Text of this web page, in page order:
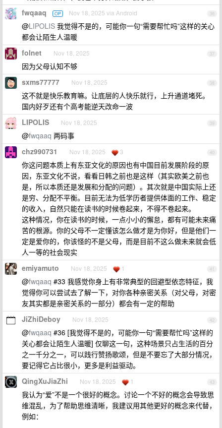
36
fwqaaq OP Nov 18, 2025 via Android
@LIPOLIS 我觉得不是的，可能你一句“需要帮忙吗”这样的关心
都会让陌生人温暖
37
folnet Nov 18, 2025
因为父母认知不够
38
sxms77777 Nov 18, 2025
这不就是快乐教育嘛。让底层的人快乐就行，上升通道堵死。
国内好歹还有个高考能逆天改命一波
39
LIPOLIS Nov 18, 2025
@fwqaaq 两码事
40
chz990731 Nov 18, 2025 3
你这问题本质上有东亚文化的原因也有中国目前发展阶段的原
因，东亚文化不说，看看日韩之前也是这样（其实欧美之前也
是，所以本质还是发展和分配的问题）。其次就是中国实际上还
是穷、分配不平衡。目前无法为低学历者提供体面的工作、稳定
的收入，自然只能在读书的时候卷起来，不得不卷起来。
这种情况，你在读书的时候，一点小小的懈怠，都有可能未来痛
苦的根源。你的父母不一定懂该怎么做才是为你好，但是他们一
定是爱你的，你该怪的不是父母，而是目前不这么做未来就会低
人一等的社会现实
41
emiyamuto Nov 18, 2025 1
@fwqaaq #33 我感觉你身上有非常典型的回避型依恋特征，我
觉得你可以尝试去了解一下，对你各种亲密关系（对父母，对密
友其实都是亲密关系的一部分）都会有一定的帮助
42
JiZhiDeboy Nov 18, 2025
@fwqaaq #36 [我觉得不是的，可能你一句“需要帮忙吗”这样的
关心都会让陌生人温暖] 仅聊这一句，这种场景只占生活的百分
之一千分之一，可以践行赞扬歌颂，但是不要忘了大部分情况，
要记得它占比很小，更多是利益驱动。
43
QingXuJiaZhi Nov 18, 2025 1
我认为“爱”不是一个很好的概念。讨论一个不好的概念会导致思
维混乱，为了帮助思维清晰，我建议用其他更好的概念来代替，
例如：